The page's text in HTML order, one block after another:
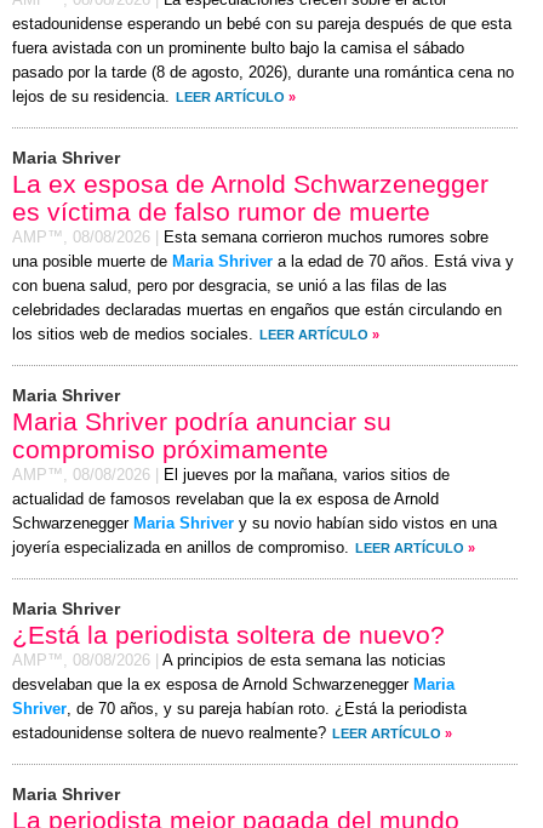
estadounidense esperando un bebé con su pareja después de que esta
fuera avistada con un prominente bulto bajo la camisa el sábado
pasado por la tarde (8 de agosto, 2026), durante una romántica cena no
lejos de su residencia.
LEER ARTÍCULO »
Maria Shriver
La ex esposa de Arnold Schwarzenegger
es víctima de falso rumor de muerte
AMP™, 08/08/2026
Esta semana corrieron muchos rumores sobre
una posible muerte de Maria Shriver a la edad de 70 años. Está viva y
con buena salud, pero por desgracia, se unió a las filas de las
celebridades declaradas muertas en engaños que están circulando en
los sitios web de medios sociales.
LEER ARTÍCULO »
Maria Shriver
Maria Shriver podría anunciar su
compromiso próximamente
AMP™, 08/08/2026
El jueves por la mañana, varios sitios de
actualidad de famosos revelaban que la ex esposa de Arnold
Schwarzenegger Maria Shriver y su novio habían sido vistos en una
joyería especializada en anillos de compromiso.
LEER ARTÍCULO »
Maria Shriver
¿Está la periodista soltera de nuevo?
AMP™, 08/08/2026
A principios de esta semana las noticias
desvelaban que la ex esposa de Arnold Schwarzenegger Maria
Shriver , de 70 años, y su pareja habían roto. ¿Está la periodista
estadounidense soltera de nuevo realmente? LEER ARTÍCULO »
Maria Shriver
La periodista mejor pagada del mundo